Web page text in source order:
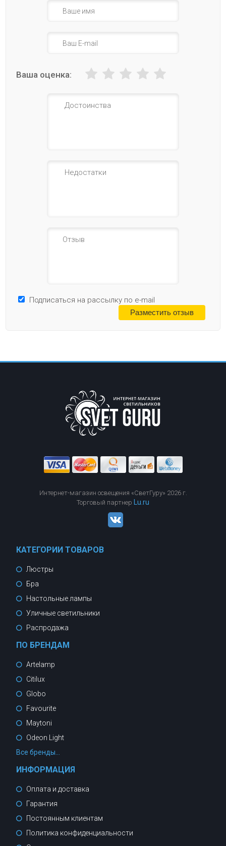
Ваша оценка:
Подписаться на рассылку по e-mail
Интернет-магазин освещения «СветГуру» 2026 г.
Торговый партнер Lu.ru
КАТЕГОРИИ ТОВАРОВ
Люстры
Бра
Настольные лампы
Уличные светильники
Распродажа
ПО БРЕНДАМ
Artelamp
Citilux
Globo
Favourite
Maytoni
Odeon Light
Все бренды...
ИНФОРМАЦИЯ
Оплата и доставка
Гарантия
Постоянным клиентам
Политика конфиденциальности